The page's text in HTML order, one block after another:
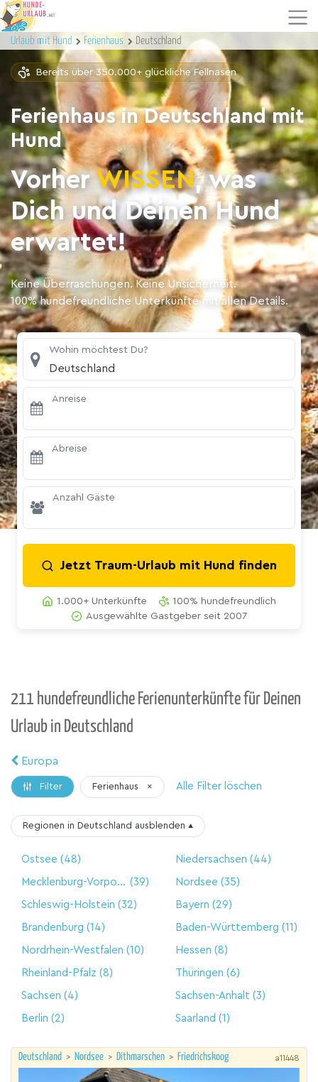
Urlaub mit Hund Ferienhaus Deutschland
Bereits über 350.000+ glückliche Fellnasen
Ferienhaus in Deutschland mit
Hund
VorherWISSEN, was
Dich und Deinen Hund
erwartet!
Keine Überraschungen. Keine Unsicherheit.
100% hundefreundliche Unterkünfte mit allen Details.
Wohin möchtest Du?
Deutschland
Anreise
Abreise
Anzahl Gäste
Jetzt Traum-Urlaub mit Hund finden
1.000+ Unterkünfte
100% hundefreundlich
Ausgewählte Gastgeber seit 2007
211 hundefreundliche Ferienunterkünfte für Deinen
Urlaub in Deutschland
Europa
Filter Ferienhaus × Alle Filter löschen
Regionen in Deutschland ausblenden ▴
Ostsee (48) Niedersachsen (44)
Mecklenburg-Vorpommern (39) Nordsee (35)
Schleswig-Holstein (32) Bayern (29)
Brandenburg (14) Baden-Württemberg (11)
Nordrhein-Westfalen (10) Hessen (8)
Rheinland-Pfalz (8) Thüringen (6)
Sachsen (4) Sachsen-Anhalt (3)
Berlin (2) Saarland (1)
Deutschland > Nordsee > Dithmarschen > Friedrichskoog a11448